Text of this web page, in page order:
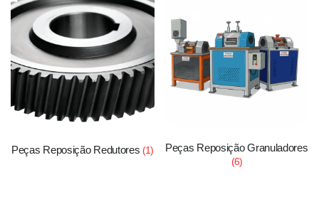
Peças Reposição Redutores (1) Peças Reposição Granuladores
(6)